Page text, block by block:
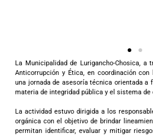
La Municipalidad de Lurigancho-Chosica, a
Anticorrupción y Ética, en coordinación
una jornada de asesoría técnica orientada a
materia de integridad pública y el sistema
La actividad estuvo dirigida a los
orgánica con el objetivo de brindar
permitan identificar, evaluar y mitigar